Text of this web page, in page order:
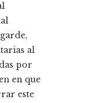
al
por
en que
este